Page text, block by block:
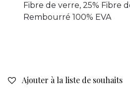
Fibre de verre, 25% Fibre
Rembourré 100% EVA
Ajouter à la liste de souhaits